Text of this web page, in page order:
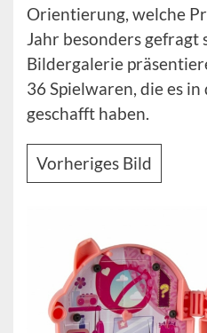
Orientierung, welche
Jahr besonders gefragt
Bildergalerie
36 Spielwaren, die es
geschafft haben.
Vorheriges Bild